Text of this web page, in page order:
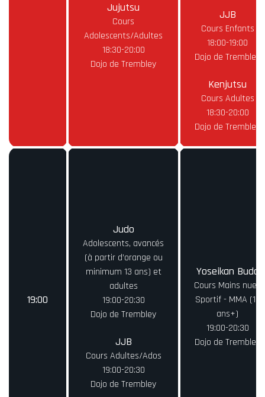
Jujutsu
Cours
Adolescents/Adultes
18:30-20:00
Dojo de Trembley
JJB
Cours Enfants
18:00-19:00
Dojo de Trembley
Kenjutsu
Cours Adultes
18:30-20:00
Dojo de Trembley
19:00
Judo
Adolescents, avancés
(à partir d’orange ou
minimum 13 ans) et
adultes
19:00-20:30
Dojo de Trembley
JJB
Cours Adultes/Ados
19:00-20:30
Dojo de Trembley
Yoseikan Budo
Cours Mains nues
Sportif - MMA (16
ans+)
19:00-20:30
Dojo de Trembley